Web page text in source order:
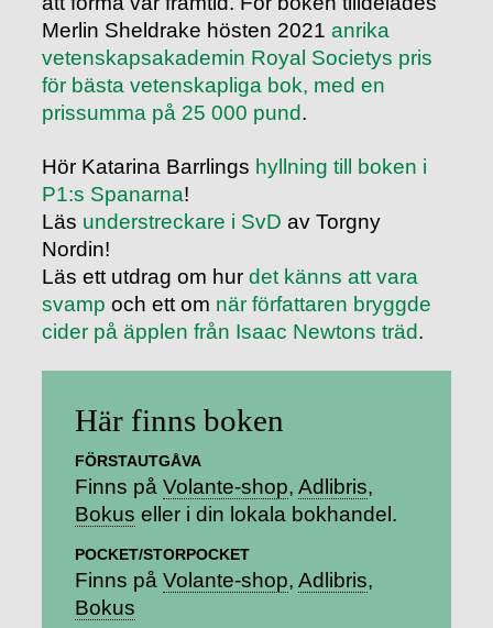
Merlin Sheldrake hösten 2021 anrika
vetenskapsakademin Royal Societys pris
för bästa vetenskapliga bok, med en
prissumma på 25 000 pund.
Hör Katarina Barrlings hyllning till boken i
P1:s Spanarna!
Läs understreckare i SvD av Torgny
Nordin!
Läs ett utdrag om hur det känns att vara
svamp och ett om när författaren bryggde
cider på äpplen från Isaac Newtons träd.
Här finns boken
FÖRSTAUTGÅVA
Finns på Volante-shop Adlibris
Bokus eller i din lokala bokhandel.
POCKET/STORPOCKET
Finns på Volante-shop Adlibris
Bokus